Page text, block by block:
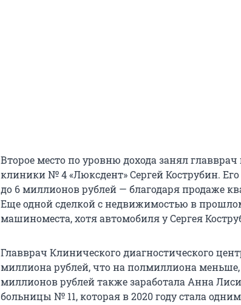
Второе место по уровню дохода занял
клиники № 4 «Люксдент» Сергей Кострубин. Его
до 6 миллионов рублей — благодаря продаже
Еще одной сделкой с недвижимостью в
машиноместа, хотя автомобиля у Сергея
Главврач Клинического диагностического
миллиона рублей, что на полмиллиона меньше,
миллионов рублей также заработала Анна
больницы № 11, которая в 2020 году стала